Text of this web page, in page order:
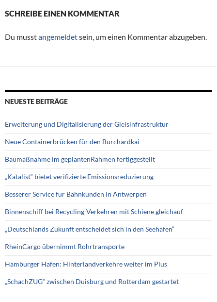
SCHREIBE EINEN KOMMENTAR
Du musstangemeldetsein, um einen Kommentar abzugeben.
NEUESTE BEITRÄGE
Erweiterung und Digitalisierung der Gleisinfrastruktur
Neue Containerbrücken für den Burchardkai
Baumaßnahme im geplantenRahmen fertiggestellt
„Katalist“ bietet verifizierte Emissionsreduzierung
Besserer Service für Bahnkunden in Antwerpen
Binnenschiff bei Recycling-Verkehren mit Schiene gleichauf
„Deutschlands Zukunft entscheidet sich in den Seehäfen“
RheinCargo übernimmt Rohrtransporte
Hamburger Hafen: Hinterlandverkehre weiter im Plus
„SchachZUG“ zwischen Duisburg und Rotterdam gestartet